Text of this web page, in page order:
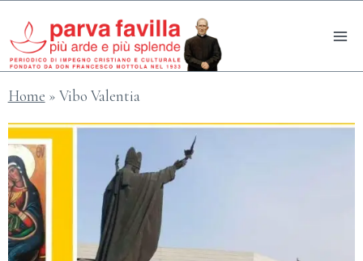
contenuto
Home » Vibo Valentia